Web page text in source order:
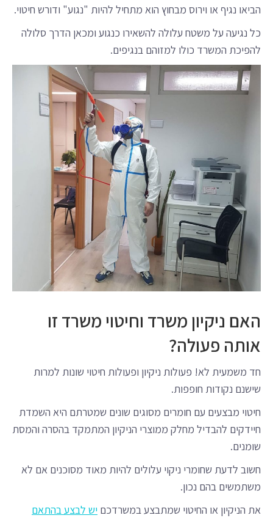
הביאו נגיף או וירוס מבחוץ הוא מתחיל להיות "נגוע" ודורש חיטוי.
כל נגיעה על משטח עלולה להשאירו כנגוע ומכאן הדרך סלולה
להפיכת המשרד כולו למזוהם בנגיפים.
האם ניקיון משרד וחיטוי משרד זו
אותה פעולה?
חד משמעית לא! פעולות ניקיון ופעולות חיטוי שונות למרות
שישנם נקודות חופפות.
חיטוי מבצעים עם חומרים מסוגים שונים שמטרתם היא השמדת
חיידקים להבדיל מחלק ממוצרי הניקיון המתמקד בהסרה והמסת
שומנים.
חשוב לדעת שחומרי ניקוי עלולים להיות מאוד מסוכנים אם לא
משתמשים בהם נכון.
את הניקיון או החיטוי שמתבצע במשרדכם יש לבצע בהתאם